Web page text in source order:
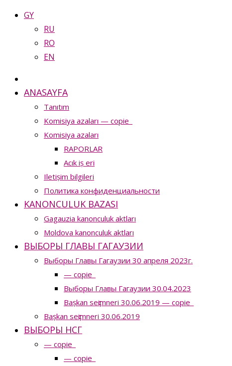
GY
RU
RO
EN
ANASAYFA
Tanıtım
Komisiya azaları — copie_
Komisiya azaları
RAPORLAR
Acık iș eri
Iletișim bilgileri
Политика конфиденциальности
KANONCULUK BAZASI
Gagauzia kanonculuk aktları
Moldova kanonculuk aktları
ВЫБОРЫ ГЛАВЫ ГАГАУЗИИ
Выборы Главы Гагаузии 30 апреля 2023г.
— copie_
Выборы Главы Гагаузии 30.04.2023
Bașkan seҫimneri 30.06.2019 — copie_
Bașkan seҫimneri 30.06.2019
ВЫБОРЫ НСГ
— copie_
— copie_